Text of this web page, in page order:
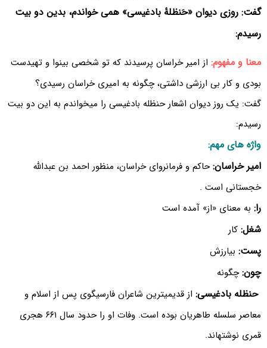
گفت: روزی دیوان «حَنظلهٔ بادغیسی» همی خواندم، بدین دو بیت
رسیدم:
معنا و مفهوم: از امیر خراسان پرسیدند که تو شخصی بینوا و تهیدست
بودی و کار بی ارزشی داشتی، چگونه به امیری خراسان رسیدی؟
گفت: یک روز دیوان اشعار حنظله بادغیسی را میخواندم به این دو بیت
رسیدم:
واژه های مهم:
امیر خراسان:حاکم و فرمانروای خراسان، منظور احمد بن عبدالله
خجستانی است .
را: به معنای «از» آمده است
شغل: کار
پست: بیارزش
چون:چگونه
حنظله بادغیسی: از قدیمیترین شاعران فارسیگوی پس از اسلام و
معاصر سلسله طاهریان بوده است. وفات او را حدود سال ۶۶۱ هجری
قمری نوشتهاند.